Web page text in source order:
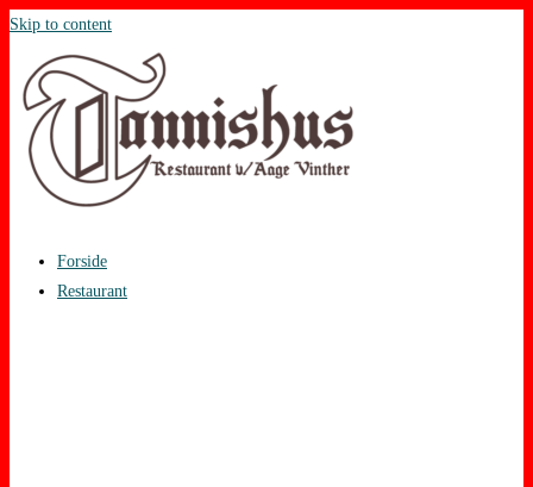
Skip to content
Forside
Restaurant